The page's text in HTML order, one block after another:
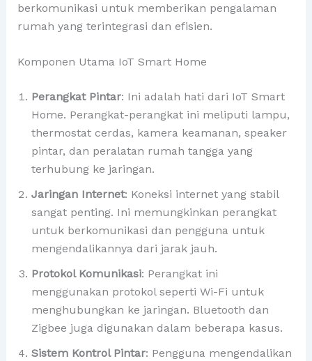
berkomunikasi untuk memberikan pengalaman
rumah yang terintegrasi dan efisien.
Komponen Utama IoT Smart Home
Perangkat Pintar: Ini adalah hati dari IoT Smart
Home. Perangkat-perangkat ini meliputi lampu,
thermostat cerdas, kamera keamanan, speaker
pintar, dan peralatan rumah tangga yang
terhubung ke jaringan.
Jaringan Internet: Koneksi internet yang stabil
sangat penting. Ini memungkinkan perangkat
untuk berkomunikasi dan pengguna untuk
mengendalikannya dari jarak jauh.
Protokol Komunikasi: Perangkat ini
menggunakan protokol seperti Wi-Fi untuk
menghubungkan ke jaringan. Bluetooth dan
Zigbee juga digunakan dalam beberapa kasus.
Sistem Kontrol Pintar: Pengguna mengendalikan